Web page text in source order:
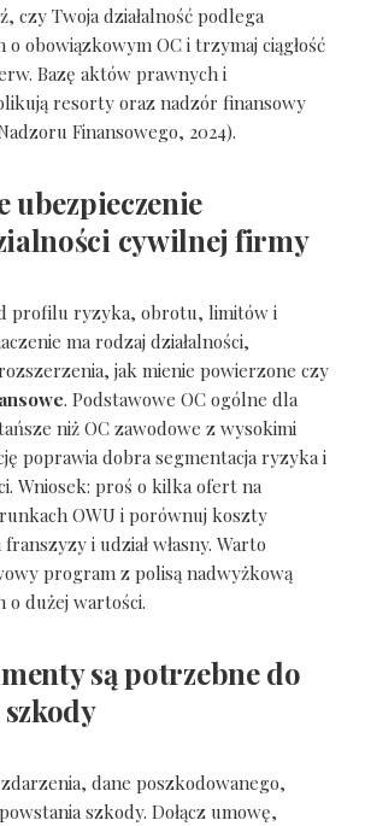
czy Twoja działalność podlega
obowiązkowym OC i trzymaj ciągłość
Bazę aktów prawnych i
resorty oraz nadzór finansowy
Finansowego, 2024).
ubezpieczenie
cywilnej firmy
profilu ryzyka, obrotu, limitów i
ma rodzaj działalności,
jak mienie powierzone czy
. Podstawowe OC ogólne dla
niż OC zawodowe z wysokimi
poprawia dobra segmentacja ryzyka i
Wniosek: proś o kilka ofert na
OWU i porównuj koszty
i udział własny. Warto
program z polisą nadwyżkową
dużej wartości.
są potrzebne do
szkody
dane poszkodowanego,
szkody. Dołącz umowę,